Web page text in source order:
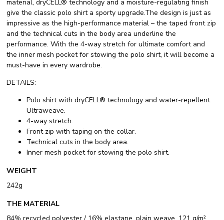
material, dryCELL® technology and a moisture-regulating finish
give the classic polo shirt a sporty upgrade.The design is just as
impressive as the high-performance material – the taped front zip
and the technical cuts in the body area underline the
performance. With the 4-way stretch for ultimate comfort and
the inner mesh pocket for stowing the polo shirt, it will become a
must-have in every wardrobe.
DETAILS:
Polo shirt with dryCELL® technology and water-repellent
Ultraweave.
4-way stretch.
Front zip with taping on the collar.
Technical cuts in the body area.
Inner mesh pocket for stowing the polo shirt.
WEIGHT
242g
THE MATERIAL